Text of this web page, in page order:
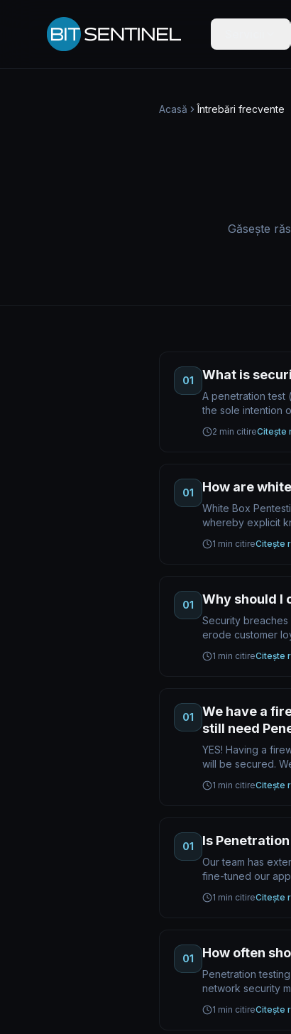
Acasă Întrebări frecvente
Găsește
01 What is
A penetration test
the sole intention
2 min citireCitește
01 How are
White Box
whereby explicit
1 min citireCitește
01 Why should I
Security breaches
erode customer
1 min citireCitește
01
We have a
still need
YES! Having a
will be secured.
1 min citireCitește
01 Is
Our team has
fine-tuned our
1 min citireCitește
01 How often
Penetration
network security
1 min citireCitește